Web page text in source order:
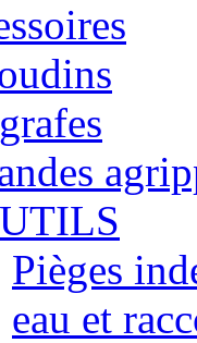
Pièges
eau et